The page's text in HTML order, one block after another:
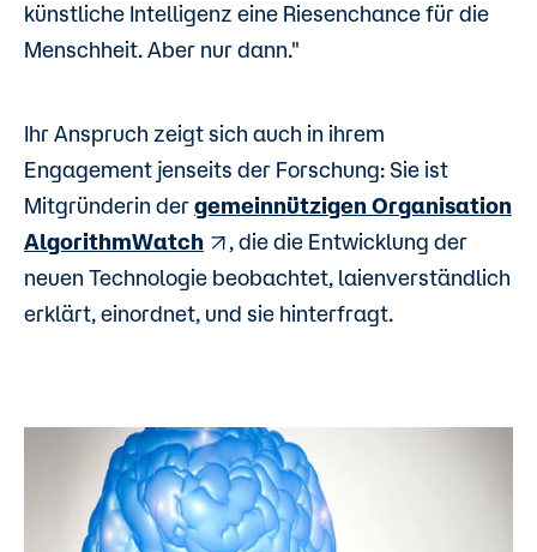
künstliche Intelligenz eine Riesenchance für die
Menschheit. Aber nur dann."
Ihr Anspruch zeigt sich auch in ihrem
Engagement jenseits der Forschung: Sie ist
Mitgründerin der gemeinnützigen Organisation
AlgorithmWatch
, die die Entwicklung der
neuen Technologie beobachtet, laienverständlich
erklärt, einordnet, und sie hinterfragt.